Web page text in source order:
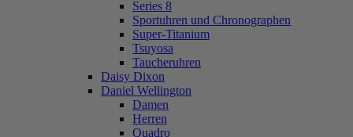
Series 8
Sportuhren und Chronographen
Super-Titanium
Tsuyosa
Taucheruhren
Daisy Dixon
Daniel Wellington
Damen
Herren
Quadro